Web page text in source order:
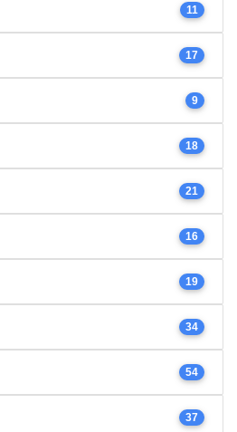
11
17
9
18
21
16
19
34
54
37